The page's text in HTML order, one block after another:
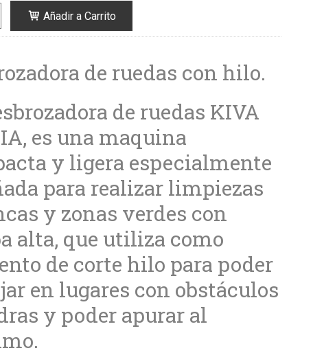
Añadir a Carrito
de ruedas con hilo.
de ruedas KIVA
es una maquina
y ligera especialmente
para realizar limpiezas
y zonas verdes con
alta, que utiliza como
de corte hilo para poder
en lugares con obstáculos
y poder apurar al